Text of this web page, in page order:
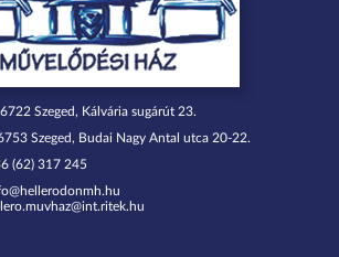
Szeged, Kálvária sugárút 23.
Szeged, Budai Nagy Antal utca 20-22.
(62) 317 245